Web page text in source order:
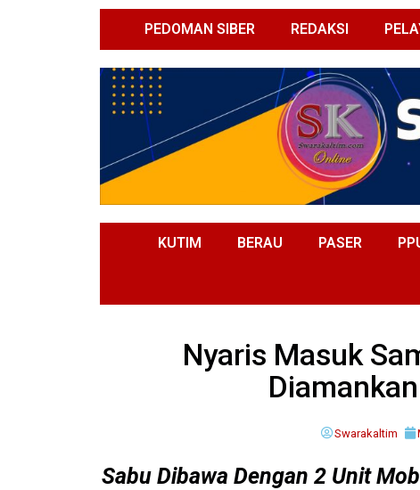
PEDOMAN SIBER REDAKSI
KUTIM BERAU PASER
Nyaris Masuk
Swarakaltim
Sabu Dibawa Dengan 2 Unit